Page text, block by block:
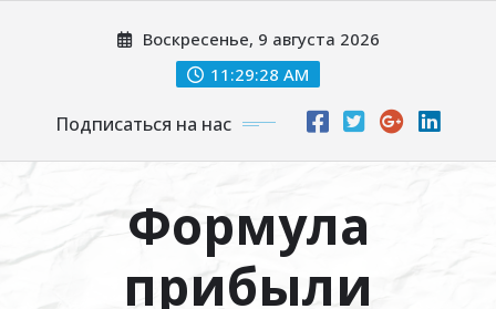
Воскресенье, 9 августа 2026
11:29:29 AM
Подписаться на нас
Формула
прибыли